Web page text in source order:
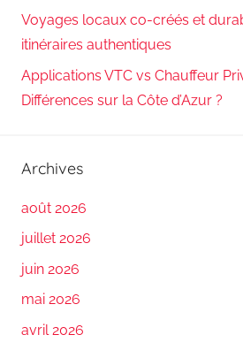
Voyages locaux co-créés et
itinéraires authentiques
Applications VTC vs Chauffeur
Différences sur la Côte d’Azur ?
Archives
août 2026
juillet 2026
juin 2026
mai 2026
avril 2026